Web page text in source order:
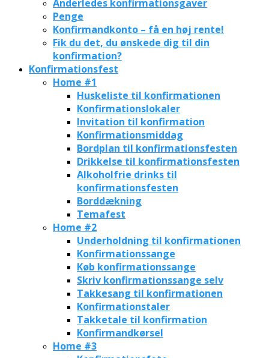
Anderledes konfirmationsgaver
Penge
Konfirmandkonto – få en høj rente!
Fik du det, du ønskede dig til din
konfirmation?
Konfirmationsfest
Home #1
Huskeliste til konfirmationen
Konfirmationslokaler
Invitation til konfirmation
Konfirmationsmiddag
Bordplan til konfirmationsfesten
Drikkelse til konfirmationsfesten
Alkoholfrie drinks til
konfirmationsfesten
Borddækning
Temafest
Home #2
Underholdning til konfirmationen
Konfirmationssange
Køb konfirmationssange
Skriv konfirmationssange selv
Takkesang til konfirmationen
Konfirmationstaler
Takketale til konfirmation
Konfirmandkørsel
Home #3